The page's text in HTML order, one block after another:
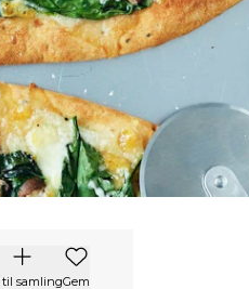
til samlingGem